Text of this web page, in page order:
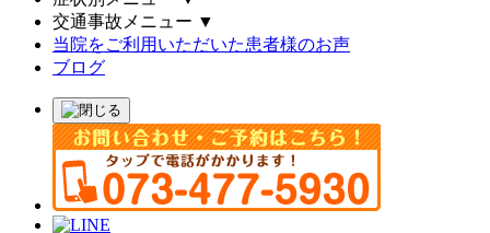
交通事故メニュー ▼
当院をご利用いただいた患者様のお声
ブログ